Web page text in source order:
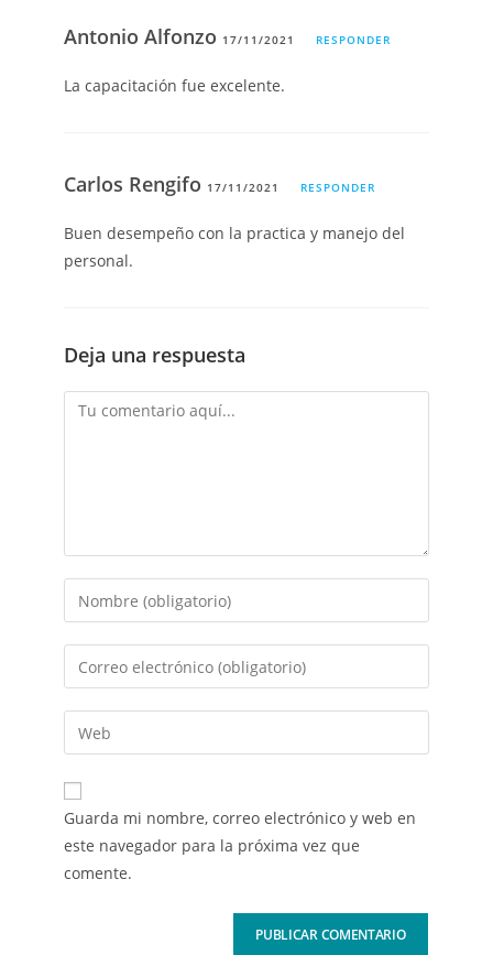
Antonio Alfonzo 17/11/2021 RESPONDER
La capacitación fue excelente.
Carlos Rengifo 17/11/2021 RESPONDER
Buen desempeño con la practica y manejo del
personal.
Deja una respuesta
Guarda mi nombre, correo electrónico y web en
este navegador para la próxima vez que
comente.